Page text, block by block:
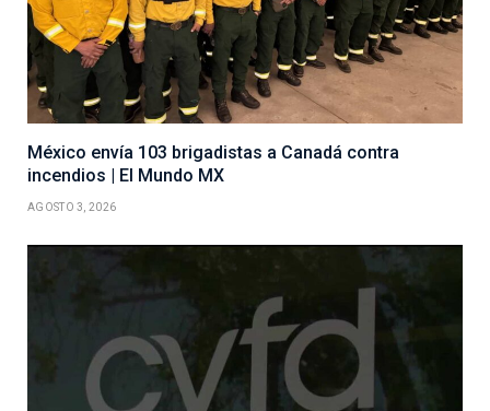
México envía 103 brigadistas a Canadá contra
incendios | El Mundo MX
AGOSTO 3, 2026